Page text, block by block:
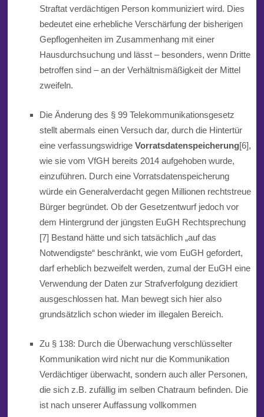
Straftat verdächtigenPerson kommuniziert wird. Dies
bedeutet eine erhebliche Verschärfung der bisherigen
Gepflogenheiten im Zusammenhang mit einer
Hausdurchsuchung und lässt – besonders, wenn Dritte
betroffen sind – an der Verhältnismäßigkeit der Mittel
zweifeln.
Die Änderung des § 99 Telekommunikationsgesetz
stellt abermals einen Versuch dar, durch die Hintertür
eine verfassungswidrige Vorratsdatenspeicherung[6],
wie sie vom VfGH bereits 2014 aufgehoben wurde,
einzuführen. Durch eine Vorratsdatenspeicherung
würde ein Generalverdacht gegen Millionen rechtstreue
Bürger begründet. Ob der Gesetzentwurf jedoch vor
dem Hintergrund der jüngsten EuGH Rechtsprechung
[7] Bestand hätte und sich tatsächlich „auf das
Notwendigste“ beschränkt, wie vom EuGH gefordert,
darf erheblich bezweifelt werden, zumal der EuGH eine
Verwendung der Daten zur Strafverfolgung dezidiert
ausgeschlossen hat. Man bewegt sich hier also
grundsätzlich schon wieder im illegalen Bereich.
Zu § 138: Durch die Überwachung verschlüsselter
Kommunikation wird nicht nur die Kommunikation
Verdächtiger überwacht, sondern auch aller Personen,
die sich z.B. zufällig im selben Chatraum befinden. Die
ist nach unserer Auffassung vollkommen